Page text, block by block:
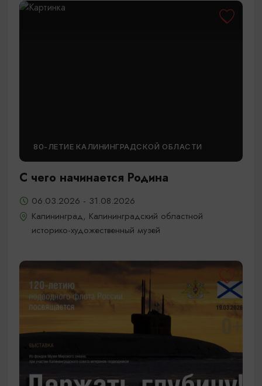
80-ЛЕТИЕ КАЛИНИНГРАДСКОЙ ОБЛАСТИ
С чего начинается Родина
06.03.2026 - 31.08.2026
Калининград, Калининградский областной
историко-художественный музей